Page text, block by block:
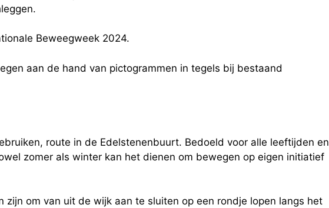
Beweegweek 2024.
aan de hand van pictogrammen in tegels bij bestaand
route in de Edelstenenbuurt. Bedoeld voor alle leeftijden en
zomer als winter kan het dienen om bewegen op eigen initiatief
zijn om van uit de wijk aan te sluiten op een rondje lopen langs het